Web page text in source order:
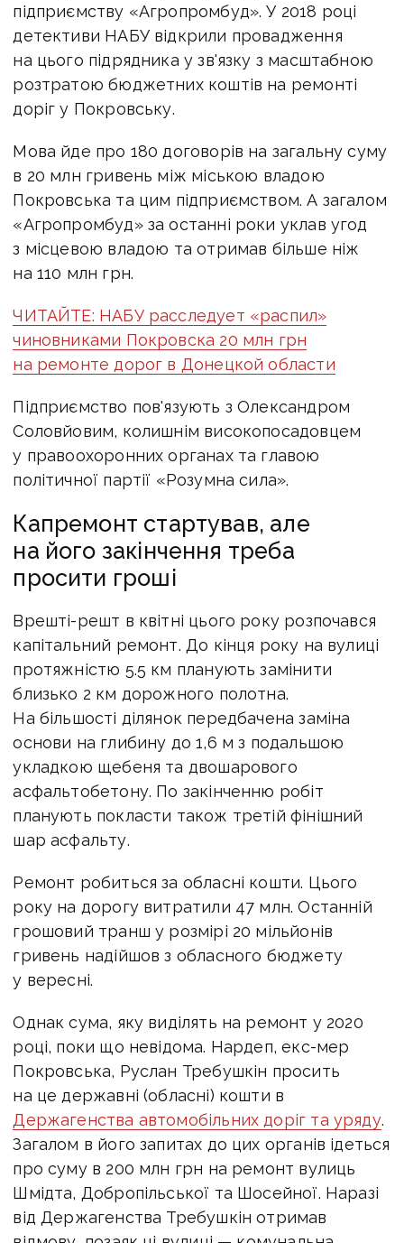
підприємству «Агропромбуд». У 2018 році
детективи НАБУ відкрили провадження
на цього підрядника у зв'язку з масштабною
розтратою бюджетних коштів на ремонті
доріг у Покровську.
Мова йде про 180 договорів на загальну суму
в 20 млн гривень між міською владою
Покровська та цим підприємством. А загалом
«Агропромбуд» за останні роки уклав угод
з місцевою владою та отримав більше ніж
на 110 млн грн.
ЧИТАЙТЕ: НАБУ расследует «распил»
чиновниками Покровска 20 млн грн
на ремонте дорог в Донецкой области
Підприємство пов'язують з Олександром
Соловйовим, колишнім високопосадовцем
у правоохоронних органах та главою
політичної партії «Розумна сила».
Капремонт стартував, але
на його закінчення треба
просити гроші
Врешті-решт в квітні цього року розпочався
капітальний ремонт. До кінця року на вулиці
протяжністю 5.5 км планують замінити
близько 2 км дорожного полотна.
На більшості ділянок передбачена заміна
основи на глибину до 1,6 м з подальшою
укладкою щебеня та двошарового
асфальтобетону. По закінченню робіт
планують покласти також третій фінішний
шар асфальту.
Ремонт робиться за обласні кошти. Цього
року на дорогу витратили 47 млн. Останній
грошовий транш у розмірі 20 мільйонів
гривень надійшов з обласного бюджету
у вересні.
Однак сума, яку виділять на ремонт у 2020
році, поки що невідома. Нардеп, екс-мер
Покровська, Руслан Требушкін просить
на це державні (обласні) кошти в
Держагенства автомобільних доріг та уряду.
Загалом в його запитах до цих органів ідеться
про суму в 200 млн грн на ремонт вулиць
Шмідта, Добропільської та Шосейної. Наразі
від Держагенства Требушкін отримав